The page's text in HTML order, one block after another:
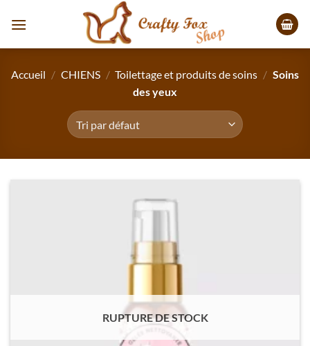
Accueil / CHIENS / Toilettage et produits de soins / Soins
des yeux
RUPTURE DE STOCK